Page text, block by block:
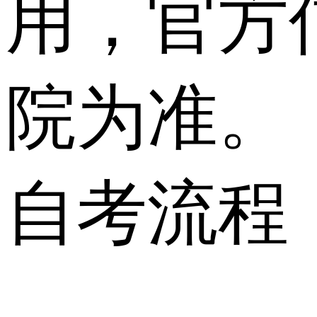
用，官方
院为准。
自考流程